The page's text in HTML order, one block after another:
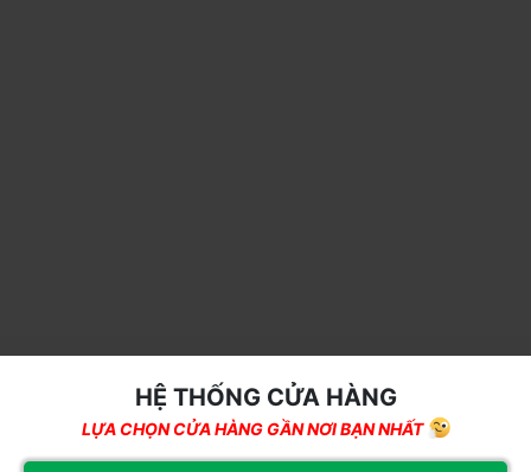
THÔNG SỐ KỸ THUẬTHỆ THỐNG CỬA HÀNG
LỰA CHỌN CỬA HÀNG GẦN NƠI BẠN NHẤT